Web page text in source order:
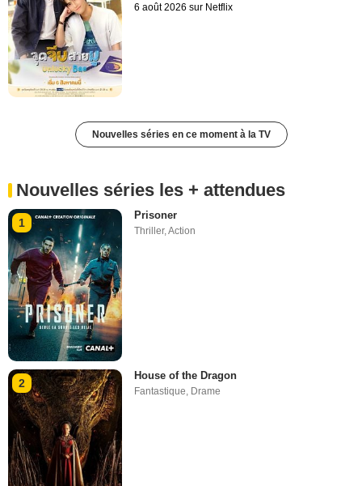
6 août 2026 sur Netflix
Nouvelles séries en ce moment à la TV
Nouvelles séries les + attendues
1
Prisoner
Thriller,Action
2
House of the Dragon
Fantastique, Drame